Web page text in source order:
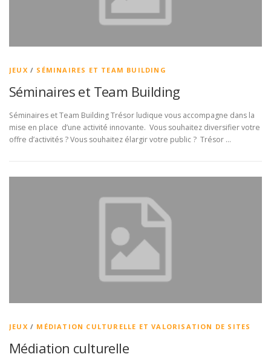
JEUX / SÉMINAIRES ET TEAM BUILDING
Séminaires et Team Building
Séminaires et Team Building Trésor ludique vous accompagne dans la
mise en place d’une activité innovante. Vous souhaitez diversifier votre
offre d’activités ? Vous souhaitez élargir votre public ? Trésor …
JEUX / MÉDIATION CULTURELLE ET VALORISATION DE SITES
Médiation culturelle